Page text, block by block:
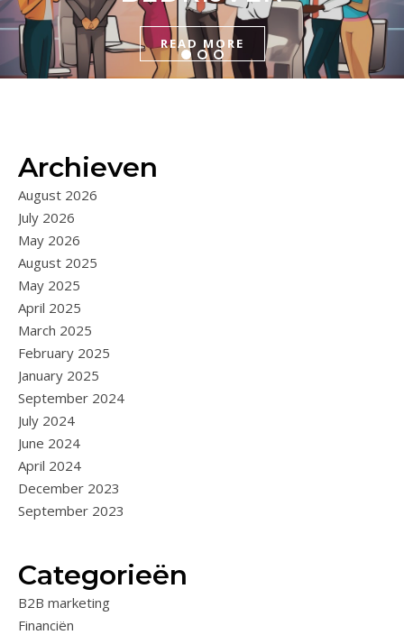
READ MORE
READ MORE
READ MORE
Archieven
August 2026
July 2026
May 2026
August 2025
May 2025
April 2025
March 2025
February 2025
January 2025
September 2024
July 2024
June 2024
April 2024
December 2023
September 2023
Categorieën
B2B marketing
Financiën